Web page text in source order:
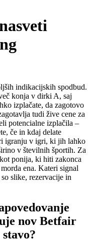
indikacijskih spodbud.
konja v dirki A, saj
izplačate, da zagotovo
tudi žive cene za
potencialne izplačila –
če in kdaj delate
igranju v igri, ki jih lahko
v številnih športih. Za
ponija, ki hiti zakonca
ena. Kateri signal
slike, rezervacije in
nov Betfair